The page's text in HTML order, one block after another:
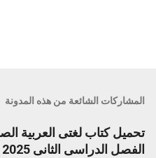
المشاركات الشائعة من هذه المدونة
تحميل كتاب لغتى العربية